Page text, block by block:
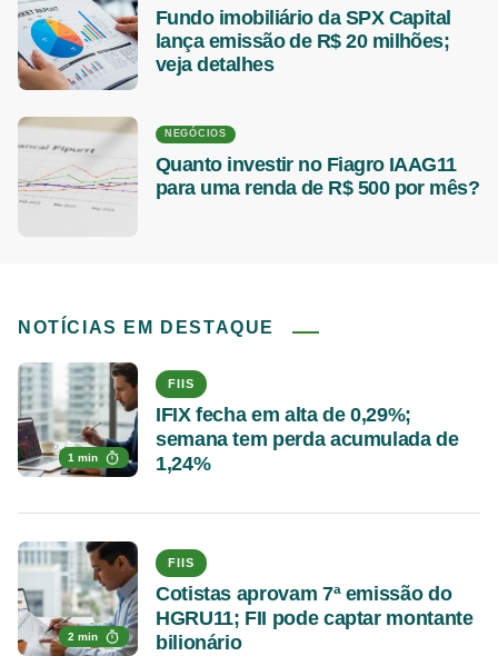
Fundo imobiliário da SPX Capital
lança emissão de R$ 20 milhões;
veja detalhes
NEGÓCIOS
Quanto investir no Fiagro IAAG11
para uma renda de R$ 500 por mês?
NOTÍCIAS EM DESTAQUE
1 min
FIIS
IFIX fecha em alta de 0,29%;
semana tem perda acumulada de
1,24%
2 min
FIIS
Cotistas aprovam 7ª emissão do
HGRU11; FII pode captar montante
bilionário